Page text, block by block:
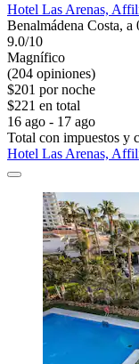
Hotel Las Arenas,
Benalmádena Costa,
9.0/10
Magnífico
(204 opiniones)
$201 por noche
$221 en total
16 ago - 17 ago
Total con impuestos y
Hotel Las Arenas,